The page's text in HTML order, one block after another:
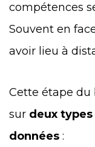
compétences
Souvent en
avoir lieu à
Cette étape du
sur deux
données :